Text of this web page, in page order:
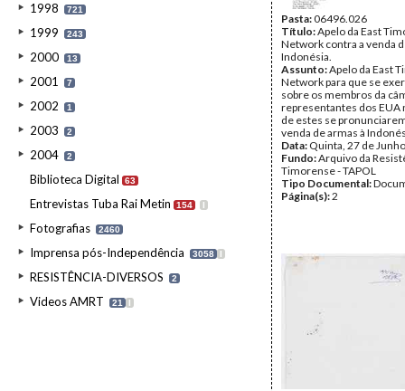
1998 721
1999 243
2000 13
2001 7
2002 1
2003 2
2004 2
Biblioteca Digital 63
Entrevistas Tuba Rai Metin 154 I
Fotografias 2460
Imprensa pós-Independência 3058 I
RESISTÊNCIA-DIVERSOS 2
Videos AMRT 21 I
Pasta:06496.026
Título:Apelo da East
Network contra a venda
Indonésia.
Assunto:Apelo da East
Network para que se
sobre os membros da
representantes dos EUA
de estes se
venda de armas à
Data: Quinta, 27 de
Fundo:Arquivo da
Timorense - TAPOL
Tipo Documental:
Página(s):2